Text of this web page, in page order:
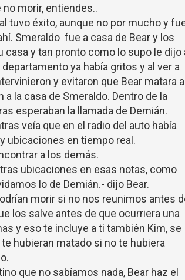
morir, entiendes..
tuvo éxito, aunque no por mucho y
Smeraldo fue a casa de Bear y los
casa y tan pronto como lo supo le dijo
ya había gritos y al ver a
y evitaron que Bear matara a
a la casa de Smeraldo. Dentro de la
esperaban la llamada de Demián.
veía que en el radio del auto había
ubicaciones en tiempo real.
a los demás.
ubicaciones en esas notas, como
lo de Demián.- dijo Bear.
morir si no nos reunimos antes
los salve antes de que ocurriera una
y eso te incluye a ti también Kim, se
hubieran matado si no te hubiera
que no sabíamos nada, Bear haz el